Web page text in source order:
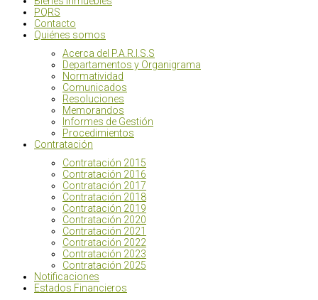
PQRS
Contacto
Quiénes somos
Acerca del P.A.R.I.S.S
Departamentos y Organigrama
Normatividad
Comunicados
Resoluciones
Memorandos
Informes de Gestión
Procedimientos
Contratación
Contratación 2015
Contratación 2016
Contratación 2017
Contratación 2018
Contratación 2019
Contratación 2020
Contratación 2021
Contratación 2022
Contratación 2023
Contratación 2025
Notificaciones
Estados Financieros